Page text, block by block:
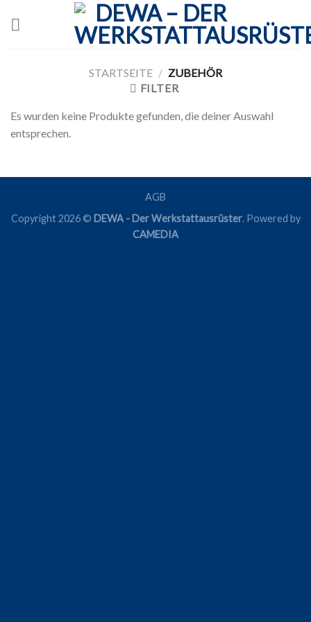
STARTSEITE / ZUBEHÖR
FILTER
Es wurden keine Produkte gefunden, die deiner Auswahl
entsprechen.
AGB
Copyright 2026 © DEWA - Der Werkstattausrüster. Powered by
CAMEDIA